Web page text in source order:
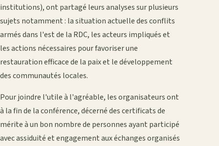
institutions), ont partagé leurs analyses sur plusieurs
sujets notamment : la situation actuelle des conflits
armés dans l'est de la RDC, les acteurs impliqués et
les actions nécessaires pour favoriser une
restauration efficace de la paix et le développement
des communautés locales.
Pour joindre l'utile à l'agréable, les organisateurs ont
à la fin de la conférence, décerné des certificats de
mérite à un bon nombre de personnes ayant participé
avec assiduité et engagement aux échanges organisés